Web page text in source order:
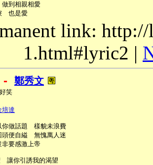
到相親相愛
link:
1.html#lyric2 |
- 鄭秀文
笑
培達
做話題　樣貌未浪費
便自縊　無愧萬人迷
要感激上帝
讓你引誘我的渴望